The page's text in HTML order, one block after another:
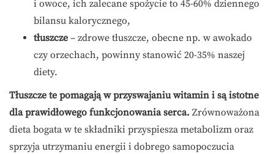
i owoce, ich zalecane spożycie to 45-60% dziennego
bilansu kalorycznego,
tłuszcze – zdrowe tłuszcze, obecne np. w awokado
czy orzechach, powinny stanowić 20-35% naszej
diety.
Tłuszcze te pomagają w przyswajaniu witamin i są istotne
dla prawidłowego funkcjonowania serca. Zrównoważona
dieta bogata w te składniki przyspiesza metabolizm oraz
sprzyja utrzymaniu energii i dobrego samopoczucia